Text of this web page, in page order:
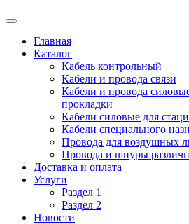
Главная
Каталог
Кабель контрольный
Кабели и провода связи
Кабели и провода
прокладки
Кабели силовые для
Кабели специального
Провода для воздушных
Провода и шнуры
Доставка и оплата
Услуги
Раздел 1
Раздел 2
Новости